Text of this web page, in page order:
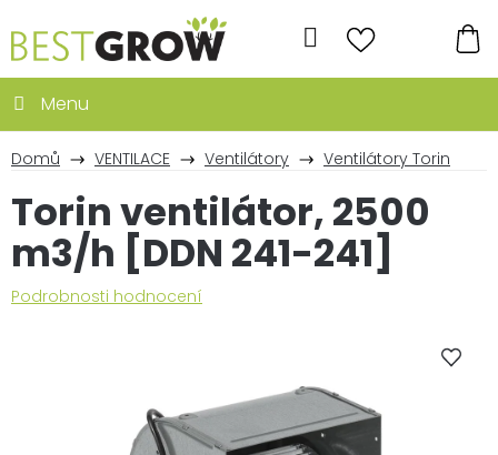
na
obsah
Hledat
Domů VENTILACE Ventilátory Ventilátory Torin
Torin ventilátor, 2500
m3/h [DDN 241-241]
Průměrné
Podrobnosti hodnocení